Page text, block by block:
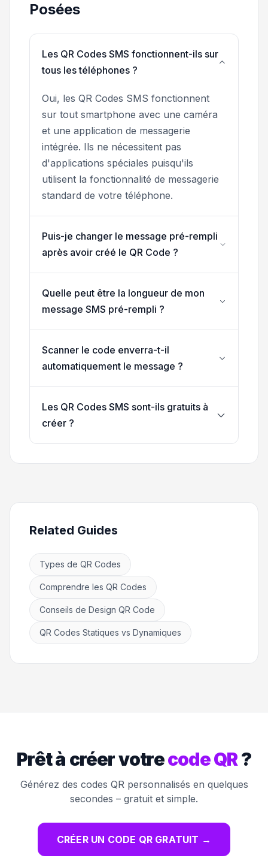
Posées
Les QR Codes SMS fonctionnent-ils sur
tous les téléphones ?
Oui, les QR Codes SMS fonctionnent
sur tout smartphone avec une caméra
et une application de messagerie
intégrée. Ils ne nécessitent pas
d'applications spéciales puisqu'ils
utilisent la fonctionnalité de messagerie
standard de votre téléphone.
Puis-je changer le message pré-rempli
après avoir créé le QR Code ?
Quelle peut être la longueur de mon
message SMS pré-rempli ?
Scanner le code enverra-t-il
automatiquement le message ?
Les QR Codes SMS sont-ils gratuits à
créer ?
Related Guides
Types de QR Codes
Comprendre les QR Codes
Conseils de Design QR Code
QR Codes Statiques vs Dynamiques
Prêt à créer votrecode QR?
Générez des codes QR personnalisés en quelques
secondes – gratuit et simple.
CRÉER UN CODE QR GRATUIT →